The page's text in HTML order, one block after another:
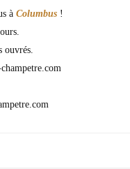
à Columbus !